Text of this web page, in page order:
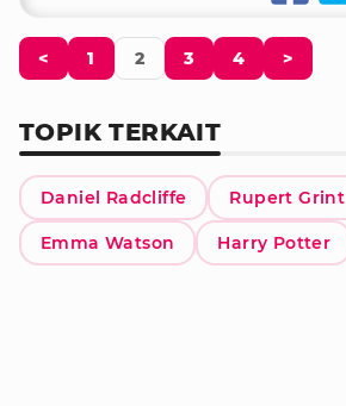
< 1 2 3 4 >
TOPIK TERKAIT
Daniel Radcliffe Rupert Grint
Emma Watson Harry Potter